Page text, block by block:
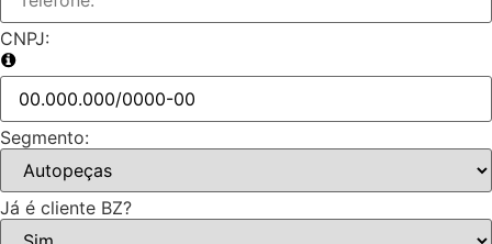
CNPJ:
Segmento:
Já é cliente BZ?